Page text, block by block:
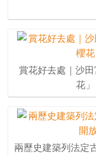
賞花好去處｜沙
花
兩歷史建築列法定